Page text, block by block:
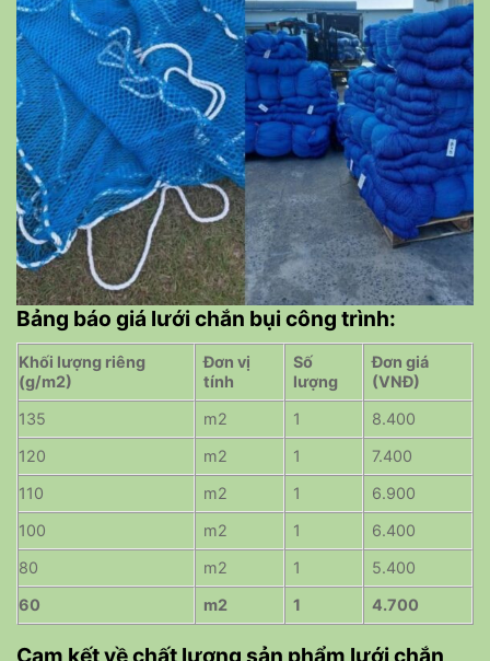
Bảng báo giá lưới chắn bụi công trình:
Khối lượng riêng
(g/m2)
Đơn vị
tính
Số
lượng
Đơn giá
(VNĐ)
135
m2 1
8.400
120
m2 1
7.400
110
m2 1
6.900
100
m2 1
6.400
80
m2 1
5.400
60
m2 1 4.700
Cam kết về chất lượng sản phẩm lưới chắn